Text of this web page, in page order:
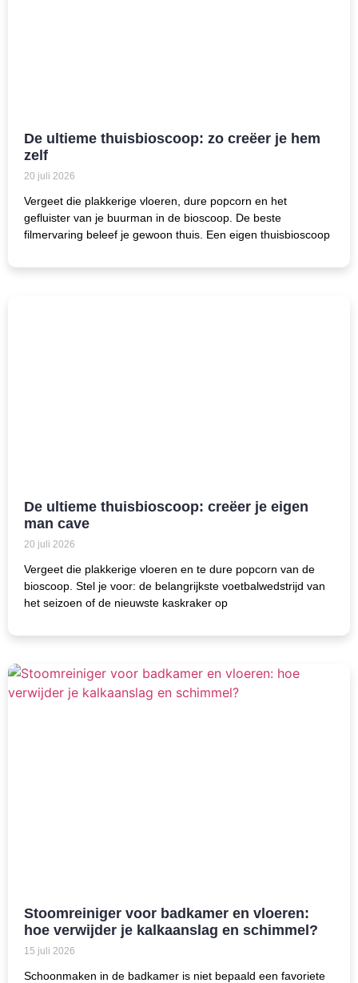
De ultieme thuisbioscoop: zo creëer je hem
zelf
20 juli 2026
Vergeet die plakkerige vloeren, dure popcorn en het
gefluister van je buurman in de bioscoop. De beste
filmervaring beleef je gewoon thuis. Een eigen thuisbioscoop
De ultieme thuisbioscoop: creëer je eigen
man cave
20 juli 2026
Vergeet die plakkerige vloeren en te dure popcorn van de
bioscoop. Stel je voor: de belangrijkste voetbalwedstrijd van
het seizoen of de nieuwste kaskraker op
Stoomreiniger voor badkamer en vloeren:
hoe verwijder je kalkaanslag en schimmel?
15 juli 2026
Schoonmaken in de badkamer is niet bepaald een favoriete